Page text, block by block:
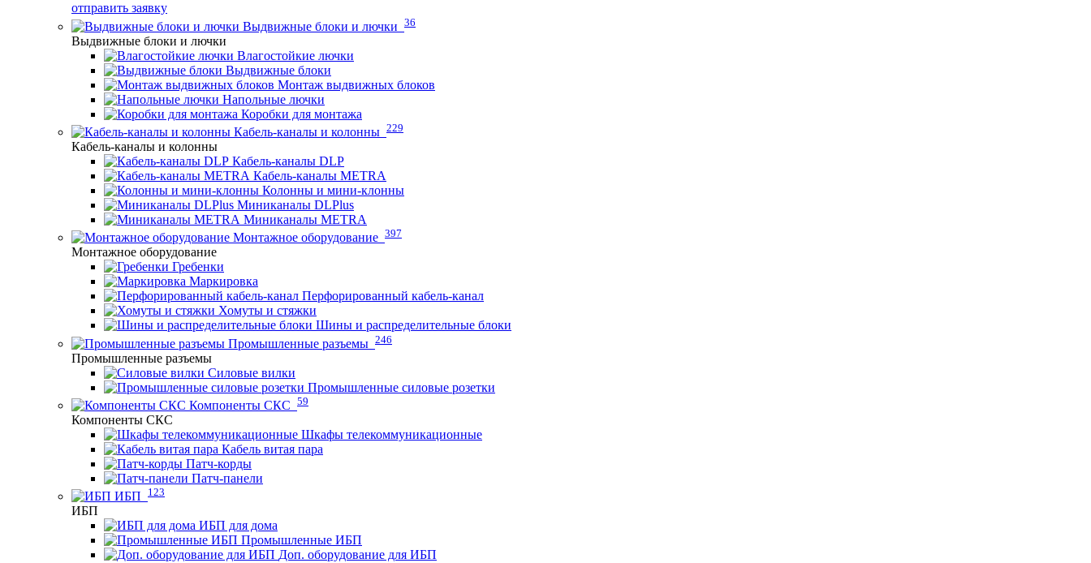
отправить заявку
Выдвижные блоки и лючки 36
Выдвижные блоки и лючки
Влагостойкие лючки
Выдвижные блоки
Монтаж выдвижных блоков
Напольные лючки
Коробки для монтажа
Кабель-каналы и колонны 229
Кабель-каналы и колонны
Кабель-каналы DLP
Кабель-каналы METRA
Колонны и мини-клонны
Миниканалы DLPlus
Миниканалы METRA
Монтажное оборудование 397
Монтажное оборудование
Гребенки
Маркировка
Перфорированный кабель-канал
Хомуты и стяжки
Шины и распределительные блоки
Промышленные разъемы 246
Промышленные разъемы
Силовые вилки
Промышленные силовые розетки
Компоненты СКС 59
Компоненты СКС
Шкафы телекоммуникационные
Кабель витая пара
Патч-корды
Патч-панели
ИБП
123
ИБП
ИБП для дома
Промышленные ИБП
Доп. оборудование для ИБП